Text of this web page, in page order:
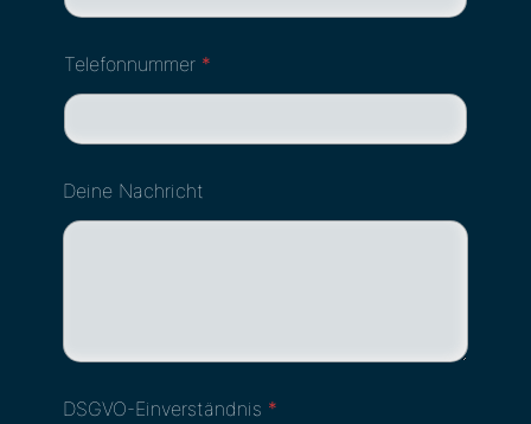
Telefonnummer *
Deine Nachricht
DSGVO-Einverständnis *